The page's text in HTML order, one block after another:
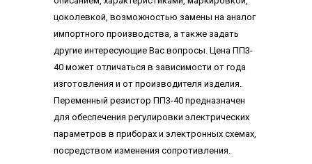
цоколевкой, возможностью замены на аналог
импортного производства, а также задать
другие интересующие Вас вопросы. Цена ПП3-
40 может отличаться в зависимости от года
изготовления и от производителя изделия.
Переменный резистор ПП3-40 предназначен
для обеспечения регулировки электрических
параметров в приборах и электронных схемах,
посредством изменения сопротивления.